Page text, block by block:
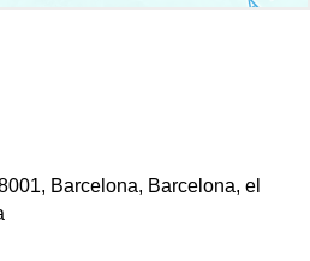
Barcelona, Barcelona, el